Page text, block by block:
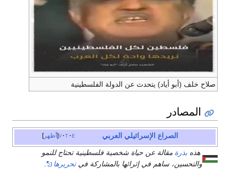
صلاح خلف (أبو أياد) يتحدث عن الدولة الفلسطينية
المصادر
أظهر v t e الصراع الإسرائيلي العربي
هذه بذرة مقالة عن حياة شخصية فلسطينية تحتاج للنمو
والتحسين، ساهم في إثرائها بالمشاركة فيتحريرها